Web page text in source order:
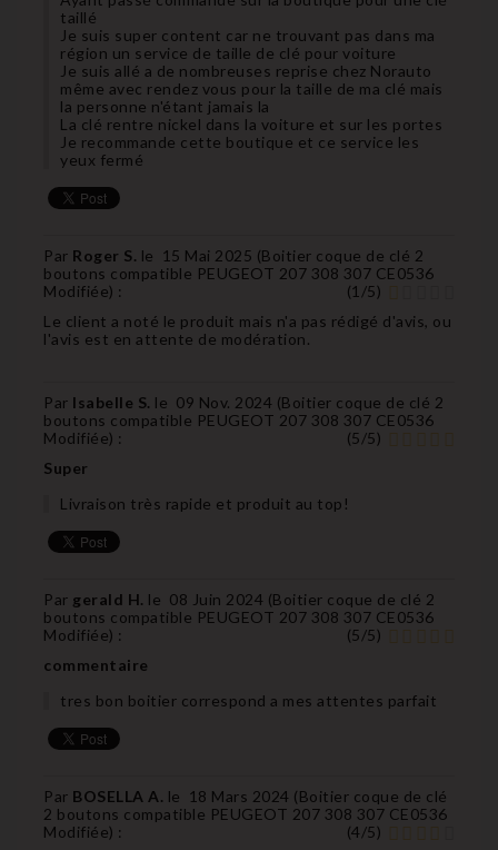
taillé
Je suis super content car ne trouvant pas dans ma
région un service de taille de clé pour voiture
Je suis allé a de nombreuses reprise chez Norauto
même avec rendez vous pour la taille de ma clé mais
la personne n'étant jamais la
La clé rentre nickel dans la voiture et sur les portes
Je recommande cette boutique et ce service les
yeux fermé
Par Roger S. le 15 Mai 2025 (Boitier coque de clé 2
boutons compatible PEUGEOT 207 308 307 CE0536
Modifiée) : (1 /5)
Le client a noté le produit mais n'a pas rédigé d'avis, ou
l'avis est en attente de modération.
Par Isabelle S. le 09 Nov. 2024 (Boitier coque de clé 2
boutons compatible PEUGEOT 207 308 307 CE0536
Modifiée) : (5/5)
Super
Livraison très rapide et produit au top!
Par gerald H. le 08 Juin 2024 (Boitier coque de clé 2
boutons compatible PEUGEOT 207 308 307 CE0536
Modifiée) : (5/5)
commentaire
tres bon boitier correspond a mes attentes parfait
Par BOSELLA A. le 18 Mars 2024 (Boitier coque de clé
2 boutons compatible PEUGEOT 207 308 307 CE0536
Modifiée) : (4/5)